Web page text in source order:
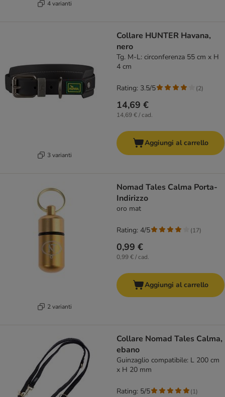
4 varianti
3 varianti
Collare HUNTER Havana,
nero
Tg. M-L: circonferenza 55 cm x H
4 cm
14,69 €
14,69 € / cad.
Rating: 3.5/5 (2)
Aggiungi al carrello
2 varianti
Nomad Tales Calma Porta-
Indirizzo
oro mat
0,99 €
0,99 € / cad.
Rating: 4/5 (17)
Aggiungi al carrello
Collare Nomad Tales Calma,
ebano
Guinzaglio compatibile: L 200 cm
x H 20 mm
Rating: 5/5 (1)